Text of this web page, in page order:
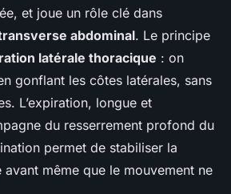
et joue un rôle clé dans
abdominal. Le principe
latérale thoracique : on
gonflant les côtes latérales, sans
L’expiration, longue et
du resserrement profond du
permet de stabiliser la
même que le mouvement ne